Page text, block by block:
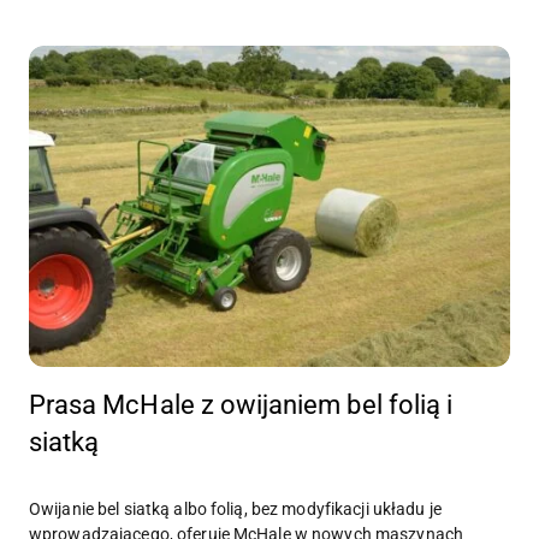
Prasa McHale z owijaniem bel folią i
siatką
Owijanie bel siatką albo folią, bez modyfikacji układu je
wprowadzającego, oferuje McHale w nowych maszynach